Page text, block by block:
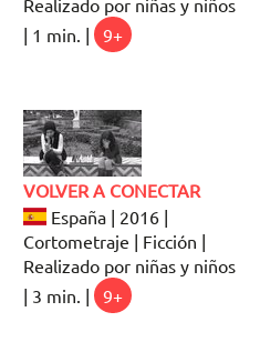
Realizado por niñas y niños
| 1 min. |
9+
VOLVER A CONECTAR
España | 2016 |
Cortometraje | Ficción |
Realizado por niñas y niños
| 3 min. |
9+